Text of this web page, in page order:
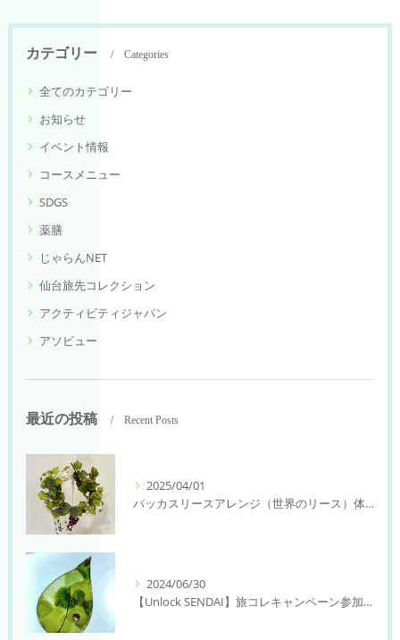
カテゴリー Categories
全てのカテゴリー
お知らせ
イベント情報
コースメニュー
SDGS
薬膳
じゃらんNET
仙台旅先コレクション
アクティビティジャパン
アソビュー
最近の投稿 Recent Posts
2025/04/01
バッカスリースアレンジ（世界のリース）体験レッスン【アトリエパティオフラワーデザインスクール】
2024/06/30
【Unlock SENDAI】旅コレキャンペーン参加します。